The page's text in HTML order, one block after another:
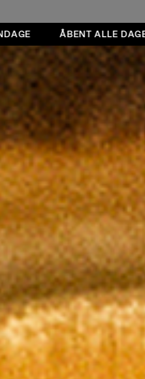
mandage
ÅBENT ALLE DAGE I